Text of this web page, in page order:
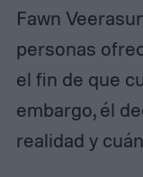
Fawn
personas
el fin de que
embargo, él
realidad y